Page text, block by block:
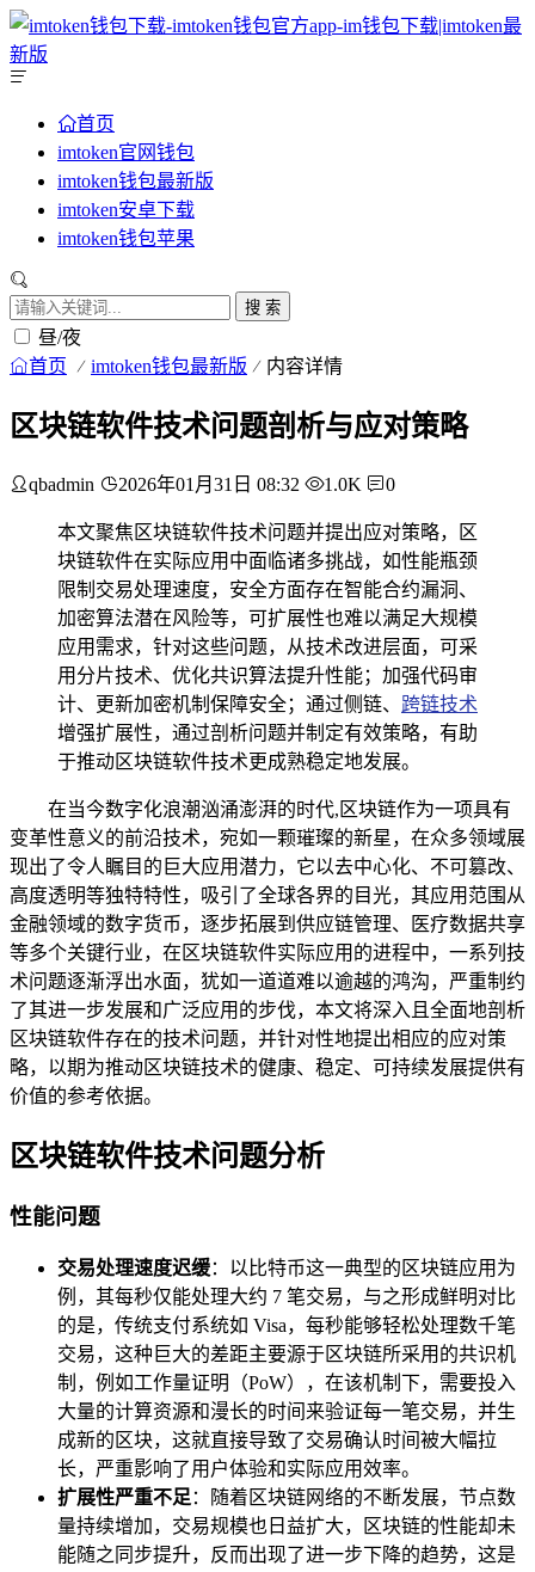
首页
imtoken官网钱包
imtoken钱包最新版
imtoken安卓下载
imtoken钱包苹果
搜 索
昼/夜
首页 imtoken钱包最新版 内容详情
区块链软件技术问题剖析与应对策略
qbadmin 2026年01月31日 08:32 1.0K 0
本文聚焦区块链软件技术问题并提出应对策略，区
块链软件在实际应用中面临诸多挑战，如性能瓶颈
限制交易处理速度，安全方面存在智能合约漏洞、
加密算法潜在风险等，可扩展性也难以满足大规模
应用需求，针对这些问题，从技术改进层面，可采
用分片技术、优化共识算法提升性能；加强代码审
计、更新加密机制保障安全；通过侧链、 跨链技术
增强扩展性，通过剖析问题并制定有效策略，有助
于推动区块链软件技术更成熟稳定地发展。
在当今数字化浪潮汹涌澎湃的时代,区块链作为一项具有
变革性意义的前沿技术，宛如一颗璀璨的新星，在众多领域展
现出了令人瞩目的巨大应用潜力，它以去中心化、不可篡改、
高度透明等独特特性，吸引了全球各界的目光，其应用范围从
金融领域的数字货币，逐步拓展到供应链管理、医疗数据共享
等多个关键行业，在区块链软件实际应用的进程中，一系列技
术问题逐渐浮出水面，犹如一道道难以逾越的鸿沟，严重制约
了其进一步发展和广泛应用的步伐，本文将深入且全面地剖析
区块链软件存在的技术问题，并针对性地提出相应的应对策
略，以期为推动区块链技术的健康、稳定、可持续发展提供有
价值的参考依据。
区块链软件技术问题分析
性能问题
交易处理速度迟缓：以比特币这一典型的区块链应用为
例，其每秒仅能处理大约 7 笔交易，与之形成鲜明对比
的是，传统支付系统如 Visa，每秒能够轻松处理数千笔
交易，这种巨大的差距主要源于区块链所采用的共识机
制，例如工作量证明（PoW），在该机制下，需要投入
大量的计算资源和漫长的时间来验证每一笔交易，并生
成新的区块，这就直接导致了交易确认时间被大幅拉
长，严重影响了用户体验和实际应用效率。
扩展性严重不足 ：随着区块链网络的不断发展，节点数
量持续增加，交易规模也日益扩大，区块链的性能却未
能随之同步提升，反而出现了进一步下降的趋势，这是